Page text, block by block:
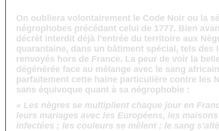
On oubliera volontairement le Code Noir ou la
négrophobes précédant celui de 1777. Bien
décrèt interdit déjà l’entrée du territoire aux
quarantaine, dans un bâtiment spécial, tels des
renvoyés hors de France. La peur de voir la
dégénérée face au mélange avec le sang
parfaitement cette haine particulière contre les
sans équivoque quant à sa négrophobie :
« Les nègres se multiplient chaque jour en
leurs mariages avec les Européens, les
infectées ; les couleurs se mêlent ; le sang